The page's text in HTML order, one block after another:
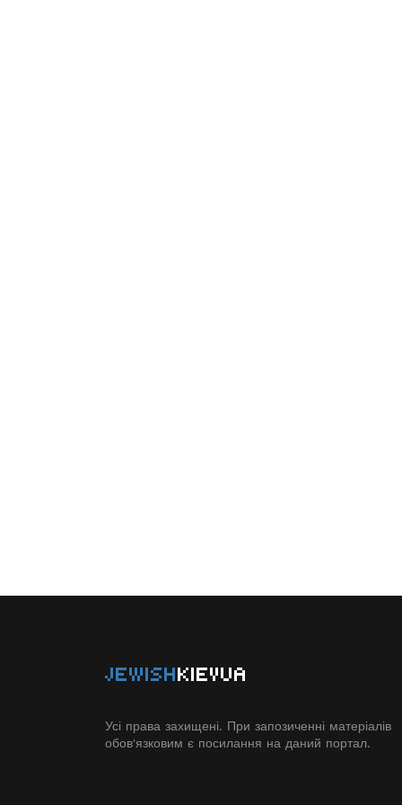
JEWISHKIEVUA
Усі права захищені. При запозиченні матеріалів
обов'язковим є посилання на даний портал.